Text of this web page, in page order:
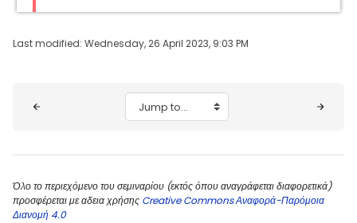
Last modified: Wednesday, 26 April 2023, 9:03 PM
Jump to...
Όλο το περιεχόμενο του σεμιναρίου (εκτός όπου αναγράφεται διαφορετικά)
προσφέρεται με αδεια χρήσης Creative Commons Αναφορά-Παρόμοια
Διανομή 4.0